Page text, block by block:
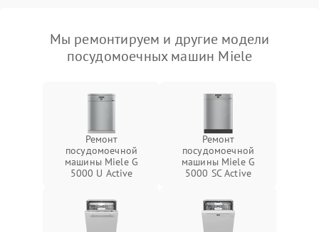
Мы ремонтируем и другие модели
посудомоечных машин Miele
Ремонт
посудомоечной
машины Miele G
5000 U Active
Ремонт
посудомоечной
машины Miele G
5000 SC Active